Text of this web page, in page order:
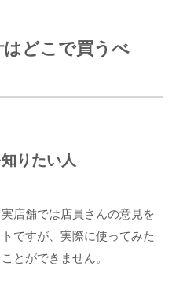
どこで買うべ
りたい人
店舗では店員さんの意見を
ですが、実際に使ってみた
とができません。